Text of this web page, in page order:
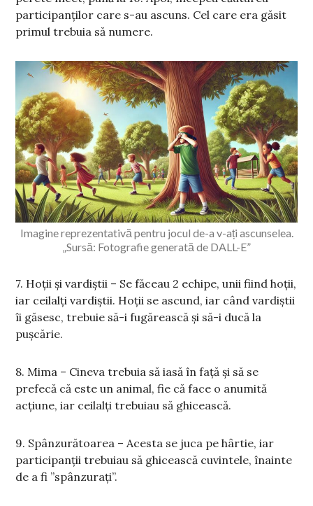
participanților care s-au ascuns. Cel care era găsit
primul trebuia să numere.
Imagine reprezentativă pentru jocul de-a v-ați ascunselea.
„Sursă: Fotografie generată de DALL-E”
7. Hoții și vardiștii – Se făceau 2 echipe, unii fiind hoții,
iar ceilalți vardiștii. Hoții se ascund, iar când vardiștii
îi găsesc, trebuie să-i fugărească și să-i ducă la
pușcărie.
8. Mima – Cineva trebuia să iasă în față și să se
prefecă că este un animal, fie că face o anumită
acțiune, iar ceilalți trebuiau să ghicească.
9. Spânzurătoarea – Acesta se juca pe hârtie, iar
participanții trebuiau să ghicească cuvintele, înainte
de a fi ”spânzurați”.